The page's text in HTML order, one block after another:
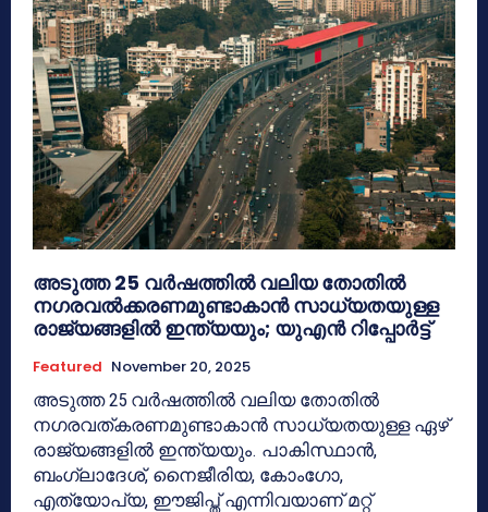
അടുത്ത 25 വർഷത്തില്‍ വലിയ തോതില്‍
നഗരവൽക്കരണമുണ്ടാകാൻ സാധ്യതയുള്ള
രാജ്യങ്ങളിൽ ഇന്ത്യയും; യുഎൻ റിപ്പോർട്ട്
Featured November 20, 2025
അടുത്ത 25 വർഷത്തില്‍ വലിയ തോതില്‍
നഗരവത്കരണമുണ്ടാകാന്‍ സാധ്യതയുള്ള ഏഴ്
രാജ്യങ്ങളില്‍ ഇന്ത്യയും. പാകിസ്ഥാന്‍,
ബംഗ്ലാദേശ്, നെെജീരിയ, കോംഗോ,
എത്യോപ്യ, ഈജിപ്ത് എന്നിവയാണ് മറ്റ്